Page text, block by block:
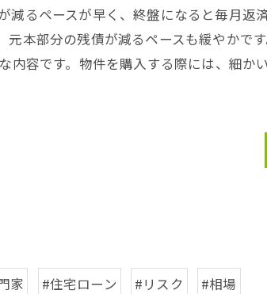
るペースが早く、終盤になると毎月返
本部分の残債が減るペースも緩やかで
内容です。物件を購入する際には、細か
家 #住宅ローン #リスク #相場